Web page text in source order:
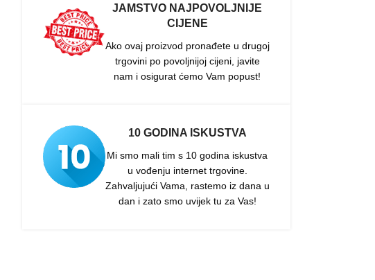
JAMSTVO NAJPOVOLJNIJE
CIJENE
Ako ovaj proizvod pronađete u drugoj
trgovini po povoljnijoj cijeni, javite
nam i osigurat ćemo Vam popust!
10 GODINA ISKUSTVA
Mi smo mali tim s 10 godina iskustva
u vođenju internet trgovine.
Zahvaljujući Vama, rastemo iz dana u
dan i zato smo uvijek tu za Vas!